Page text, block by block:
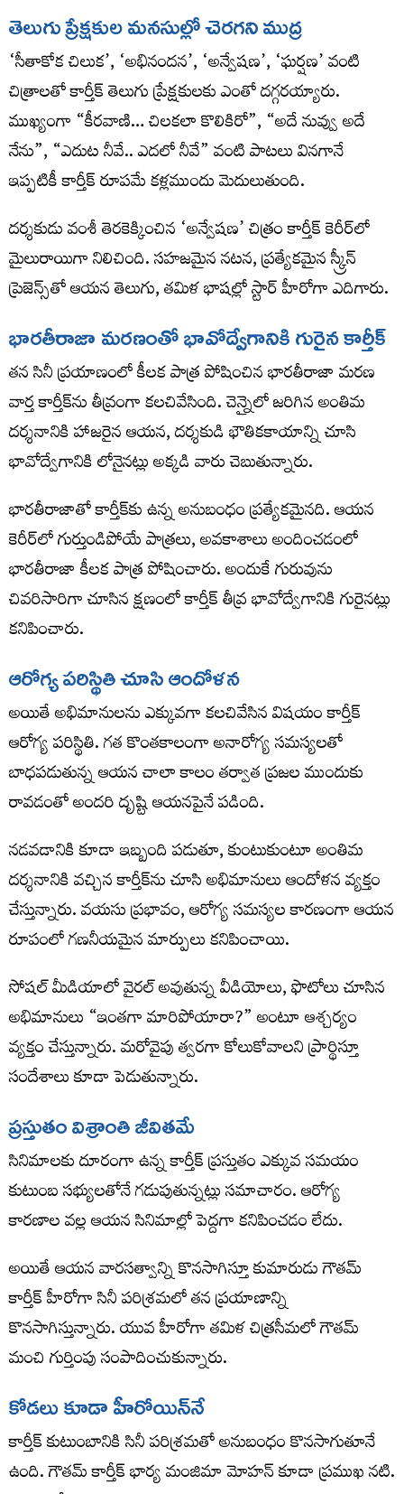
తెలుగు ప్రేక్షకుల మనసుల్లో చెరగని ముద్ర
‘సీతాకోక చిలుక’, ‘అభినందన’, ‘అన్వేషణ’, ‘ఘర్షణ’ వంటి
చిత్రాలతో కార్తీక్ తెలుగు ప్రేక్షకులకు ఎంతో దగ్గరయ్యారు.
ముఖ్యంగా “కీరవాణి… చిలకలా కొలికిరో”, “అదే నువ్వు అదే
నేను”, “ఎదుట నీవే.. ఎదలో నీవే” వంటి పాటలు వినగానే
ఇప్పటికీ కార్తీక్ రూపమే కళ్లముందు మెదులుతుంది.
దర్శకుడు వంశీ తెరకెక్కించిన ‘అన్వేషణ’ చిత్రం కార్తీక్ కెరీర్‌లో
మైలురాయిగా నిలిచింది. సహజమైన నటన, ప్రత్యేకమైన స్క్రీన్
ప్రెజెన్స్‌తో ఆయన తెలుగు, తమిళ భాషల్లో స్టార్ హీరోగా ఎదిగారు.
భారతీరాజా మరణంతో భావోద్వేగానికి గురైన కార్తీక్
తన సినీ ప్రయాణంలో కీలక పాత్ర పోషించిన భారతీరాజా మరణ
వార్త కార్తీక్‌ను తీవ్రంగా కలచివేసింది. చెన్నైలో జరిగిన అంతిమ
దర్శనానికి హాజరైన ఆయన, దర్శకుడి భౌతికకాయాన్ని చూసి
భావోద్వేగానికి లోనైనట్లు అక్కడి వారు చెబుతున్నారు.
భారతీరాజాతో కార్తీక్‌కు ఉన్న అనుబంధం ప్రత్యేకమైనది. ఆయన
కెరీర్‌లో గుర్తుండిపోయే పాత్రలు, అవకాశాలు అందించడంలో
భారతీరాజా కీలక పాత్ర పోషించారు. అందుకే గురువును
చివరిసారిగా చూసిన క్షణంలో కార్తీక్ తీవ్ర భావోద్వేగానికి గురైనట్లు
కనిపించారు.
ఆరోగ్య పరిస్థితి చూసి ఆందోళన
అయితే అభిమానులను ఎక్కువగా కలచివేసిన విషయం కార్తీక్
ఆరోగ్య పరిస్థితి. గత కొంతకాలంగా అనారోగ్య సమస్యలతో
బాధపడుతున్న ఆయన చాలా కాలం తర్వాత ప్రజల ముందుకు
రావడంతో అందరి దృష్టి ఆయనపైనే పడింది.
నడవడానికి కూడా ఇబ్బంది పడుతూ, కుంటుకుంటూ అంతిమ
దర్శనానికి వచ్చిన కార్తీక్‌ను చూసి అభిమానులు ఆందోళన వ్యక్తం
చేస్తున్నారు. వయసు ప్రభావం, ఆరోగ్య సమస్యల కారణంగా ఆయన
రూపంలో గణనీయమైన మార్పులు కనిపించాయి.
సోషల్ మీడియాలో వైరల్ అవుతున్న వీడియోలు, ఫొటోలు చూసిన
అభిమానులు “ఇంతగా మారిపోయారా?” అంటూ ఆశ్చర్యం
వ్యక్తం చేస్తున్నారు. మరోవైపు త్వరగా కోలుకోవాలని ప్రార్థిస్తూ
సందేశాలు కూడా పెడుతున్నారు.
ప్రస్తుతం విశ్రాంతి జీవితమే
సినిమాలకు దూరంగా ఉన్న కార్తీక్ ప్రస్తుతం ఎక్కువ సమయం
కుటుంబ సభ్యులతోనే గడుపుతున్నట్లు సమాచారం. ఆరోగ్య
కారణాల వల్ల ఆయన సినిమాల్లో పెద్దగా కనిపించడం లేదు.
అయితే ఆయన వారసత్వాన్ని కొనసాగిస్తూ కుమారుడు గౌతమ్
కార్తీక్ హీరోగా సినీ పరిశ్రమలో తన ప్రయాణాన్ని
కొనసాగిస్తున్నారు. యువ హీరోగా తమిళ చిత్రసీమలో గౌతమ్
మంచి గుర్తింపు సంపాదించుకున్నారు.
కోడలు కూడా హీరోయిన్‌నే
కార్తీక్ కుటుంబానికి సినీ పరిశ్రమతో అనుబంధం కొనసాగుతూనే
ఉంది. గౌతమ్ కార్తీక్ భార్య మంజిమా మోహన్ కూడా ప్రముఖ నటి.